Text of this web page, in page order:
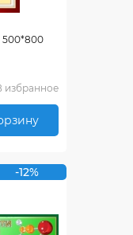
500*800
избранное
-12%